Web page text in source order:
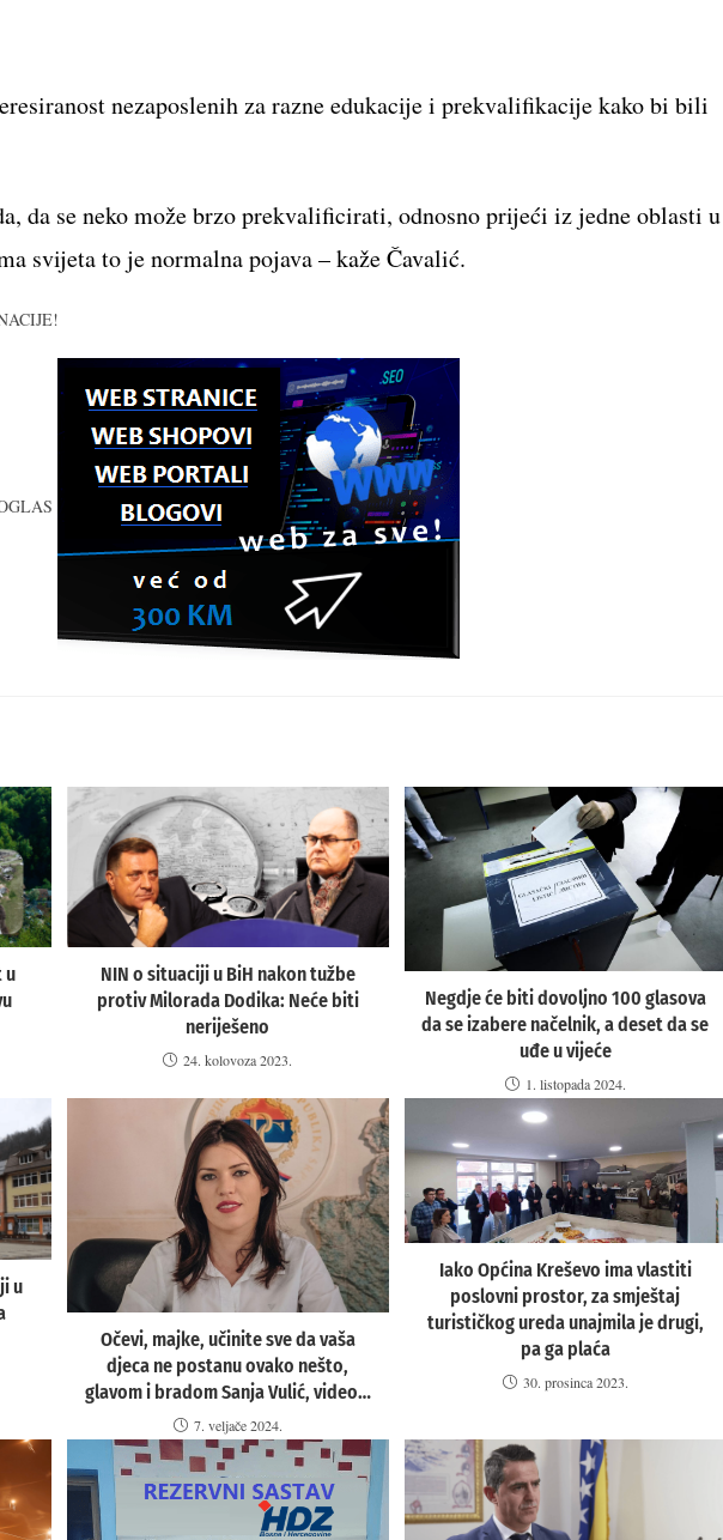
nezaposlenih za razne edukacije i prekvalifikacije kako bi bili
da se neko može brzo prekvalificirati, odnosno prijeći iz jedne oblasti u
svijeta to je normalna pojava – kaže Čavalić.
u
NIN o situaciji u BiH nakon tužbe
protiv Milorada Dodika: Neće biti
neriješeno
24. kolovoza 2023.
Negdje će biti dovoljno 100 glasova
da se izabere načelnik, a deset da se
uđe u vijeće
1. listopada 2024.
u
Očevi, majke, učinite sve da vaša
djeca ne postanu ovako nešto,
glavom i bradom Sanja Vulić, video…
7. veljače 2024.
Iako Općina Kreševo ima vlastiti
poslovni prostor, za smještaj
turističkog ureda unajmila je drugi,
pa ga plaća
30. prosinca 2023.